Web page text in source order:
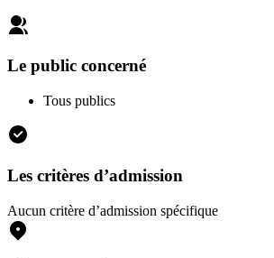
Le public concerné
Tous publics
Les critères d’admission
Aucun critère d’admission spécifique